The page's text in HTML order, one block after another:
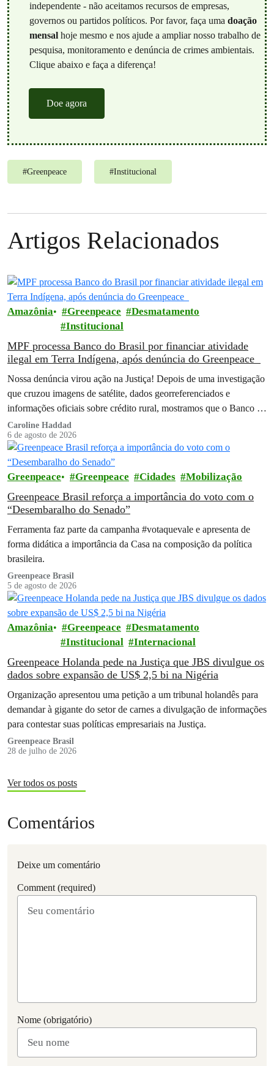
independente - não aceitamos recursos de empresas,
governos ou partidos políticos. Por favor, faça uma doação
mensalhoje mesmo e nos ajude a ampliar nosso trabalho de
pesquisa, monitoramento e denúncia de crimes ambientais.
Clique abaixo e faça a diferença!
Doe agora
#Greenpeace #Institucional
Artigos Relacionados
Amazônia Greenpeace
Desmatamento
Institucional
MPF processa Banco do Brasil por financiar atividade
ilegal em Terra Indígena, após denúncia do Greenpeace
Nossa denúncia virou ação na Justiça! Depois de uma investigação
que cruzou imagens de satélite, dados georreferenciados e
informações oficiais sobre crédito rural, mostramos que o Banco do
Brasil financiou…
Caroline Haddad
6 de agosto de 2026
Greenpeace Greenpeace Cidades Mobilização
Greenpeace Brasil reforça a importância do voto com o
“Desembaralho do Senado”
Ferramenta faz parte da campanha #votaquevale e apresenta de
forma didática a importância da Casa na composição da política
brasileira.
Greenpeace Brasil
5 de agosto de 2026
Amazônia Greenpeace
Desmatamento
Institucional
Internacional
Greenpeace Holanda pede na Justiça que JBS divulgue os
dados sobre expansão de US$ 2,5 bi na Nigéria
Organização apresentou uma petição a um tribunal holandês para
demandar à gigante do setor de carnes a divulgação de informações
para contestar suas políticas empresariais na Justiça.
Greenpeace Brasil
28 de julho de 2026
Ver todos os posts
Comentários
Deixe um comentário
Comment (required)
Nome (obrigatório)